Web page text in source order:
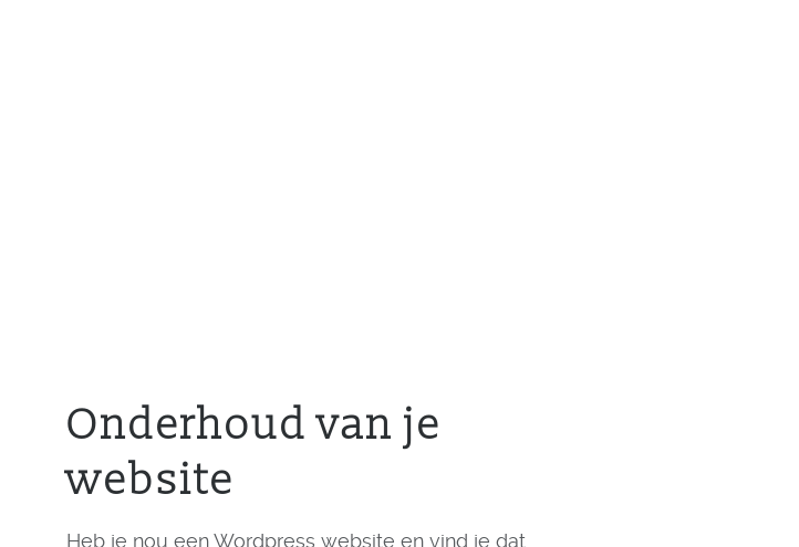
Onderhoud van je
website
Heb je nou een Wordpress website en vind je dat